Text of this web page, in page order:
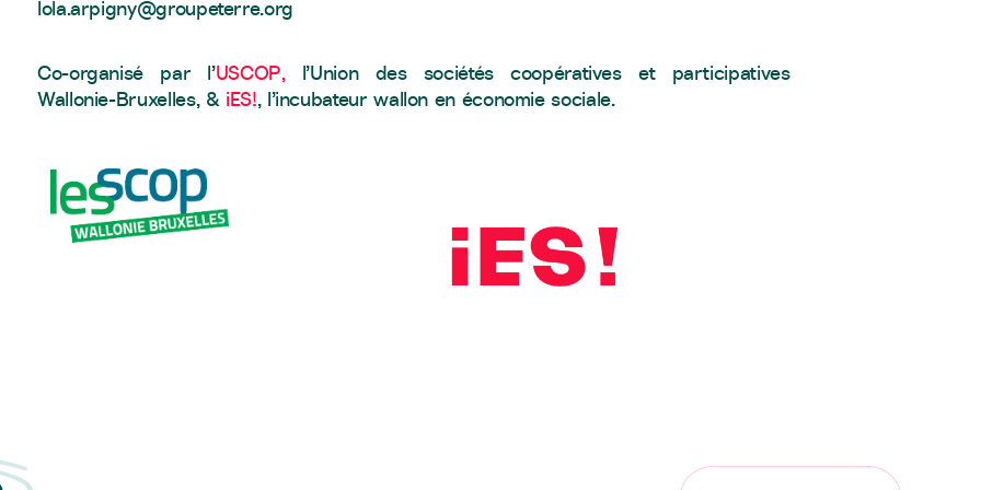
lola.arpigny@groupeterre.org
Co-organisé par l’USCOP,l’Union des sociétés coopératives et participatives
Wallonie-Bruxelles, & iES!, l’incubateur wallon en économie sociale.